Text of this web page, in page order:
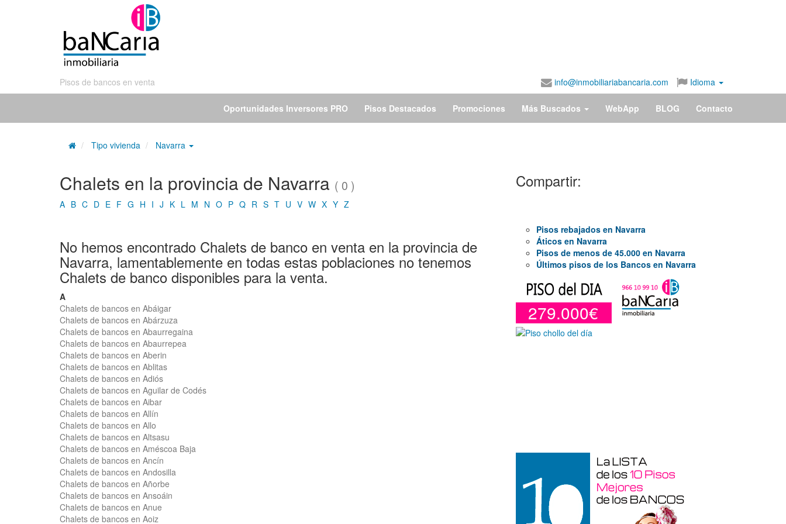
Pisos de bancos en venta info@inmobiliariabancaria.com Idioma
Oportunidades Inversores PRO Pisos Destacados Promociones Más Buscados WebApp BLOG Contacto
Tipo vivienda Navarra
Chalets en la provincia de Navarra ( 0 )
A B C D E F G H I J K L M N O P Q R S T U V W X Y Z
No hemos encontrado Chalets de banco en venta en la provincia de
Navarra, lamentablemente en todas estas poblaciones no tenemos
Chalets de banco disponibles para la venta.
A
Chalets de bancos en Abáigar
Chalets de bancos en Abárzuza
Chalets de bancos en Abaurregaina
Chalets de bancos en Abaurrepea
Chalets de bancos en Aberin
Chalets de bancos en Ablitas
Chalets de bancos en Adiós
Chalets de bancos en Aguilar de Codés
Chalets de bancos en Aibar
Chalets de bancos en Allín
Chalets de bancos en Allo
Chalets de bancos en Altsasu
Chalets de bancos en Améscoa Baja
Chalets de bancos en Ancín
Chalets de bancos en Andosilla
Chalets de bancos en Añorbe
Chalets de bancos en Ansoáin
Chalets de bancos en Anue
Chalets de bancos en Aoiz
Compartir:
Pisos rebajados en Navarra
Áticos en Navarra
Pisos de menos de 45.000 en Navarra
Últimos pisos de los Bancos en Navarra
279.000€